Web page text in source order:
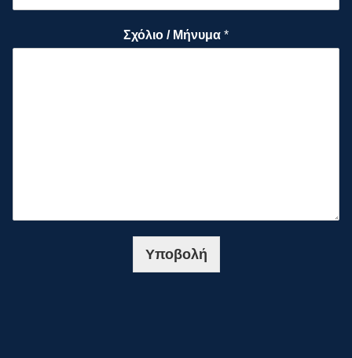
Σχόλιο / Μήνυμα *
Υποβολή